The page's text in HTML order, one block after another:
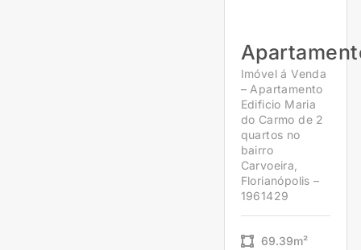
Imóvel á Venda
– Apartamento
Edificio Maria
do Carmo de 2
quartos no
bairro
Carvoeira,
Florianópolis –
1961429
69.39m²